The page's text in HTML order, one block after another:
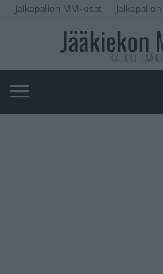
Jalkapallon MM-kisat
Jääkiekon
KAIKKI